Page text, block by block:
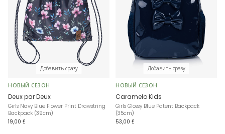
Добавить сразу
НОВЫЙ СЕЗОН
Deux par Deux
Girls Navy Blue Flower Print Drawstring
Backpack (39cm)
19,00 £
Добавить сразу
НОВЫЙ СЕЗОН
Caramelo Kids
Girls Glossy Blue Patent Backpack
(35cm)
53,00 £